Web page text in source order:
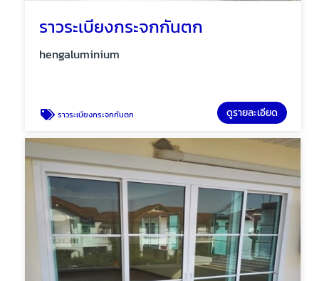
ราวระเบียงกระจกกันตก
hengaluminium
ราวระเบียงกระจกกันตก ดูรายละเอียด